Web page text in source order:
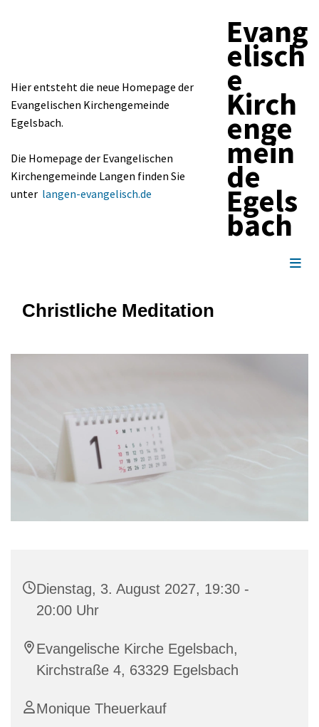
Hier entsteht die neue Homepage der
Evangelischen Kirchengemeinde
Egelsbach.
Die Homepage der Evangelischen
Kirchengemeinde Langen finden Sie
unter langen-evangelisch.de
Evang
elisch
e
Kirch
enge
mein
de
Egels
bach
Christliche Meditation
Dienstag, 3. August 2027, 19:30 -
20:00 Uhr
Evangelische Kirche Egelsbach,
Kirchstraße 4, 63329 Egelsbach
Monique Theuerkauf